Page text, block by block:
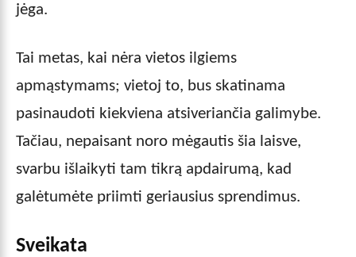
jėga.
Tai metas, kai nėra vietos ilgiems
apmąstymams; vietoj to, bus skatinama
pasinaudoti kiekviena atsiveriančia galimybe.
Tačiau, nepaisant noro mėgautis šia laisve,
svarbu išlaikyti tam tikrą apdairumą, kad
galėtumėte priimti geriausius sprendimus.
Sveikata